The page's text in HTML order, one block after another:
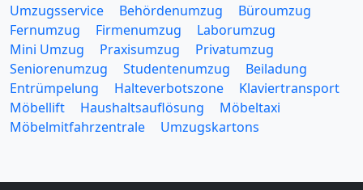
Umzugsservice Behördenumzug
Büroumzug
Fernumzug
Firmenumzug
Laborumzug
Mini Umzug
Praxisumzug
Privatumzug
Seniorenumzug
Studentenumzug
Beiladung
Entrümpelung
Halteverbotszone
Klaviertransport
Möbellift
Haushaltsauflösung
Möbeltaxi
Möbelmitfahrzentrale
Umzugskartons